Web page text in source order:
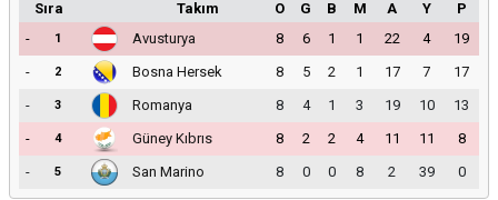
Sıra Takım O G B M A Y
P
-
1 Avusturya 8 6 1 1 22 4
19
-
2 Bosna Hersek 8 5 2 1 17 7
17
-
3 Romanya 8 4 1 3 19 10
13
-
4 Güney Kıbrıs 8 2 2 4 11 11
8
-
5 San Marino 8 0 0 8 2 39 0